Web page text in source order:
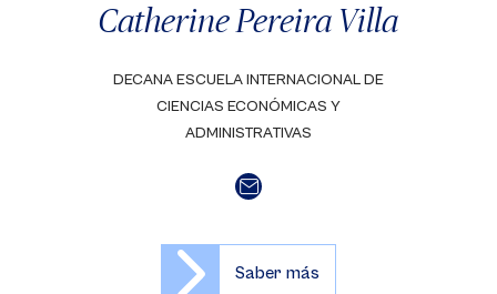
Catherine Pereira Villa
DECANA ESCUELA INTERNACIONAL DE
CIENCIAS ECONÓMICAS Y
ADMINISTRATIVAS
Saber más